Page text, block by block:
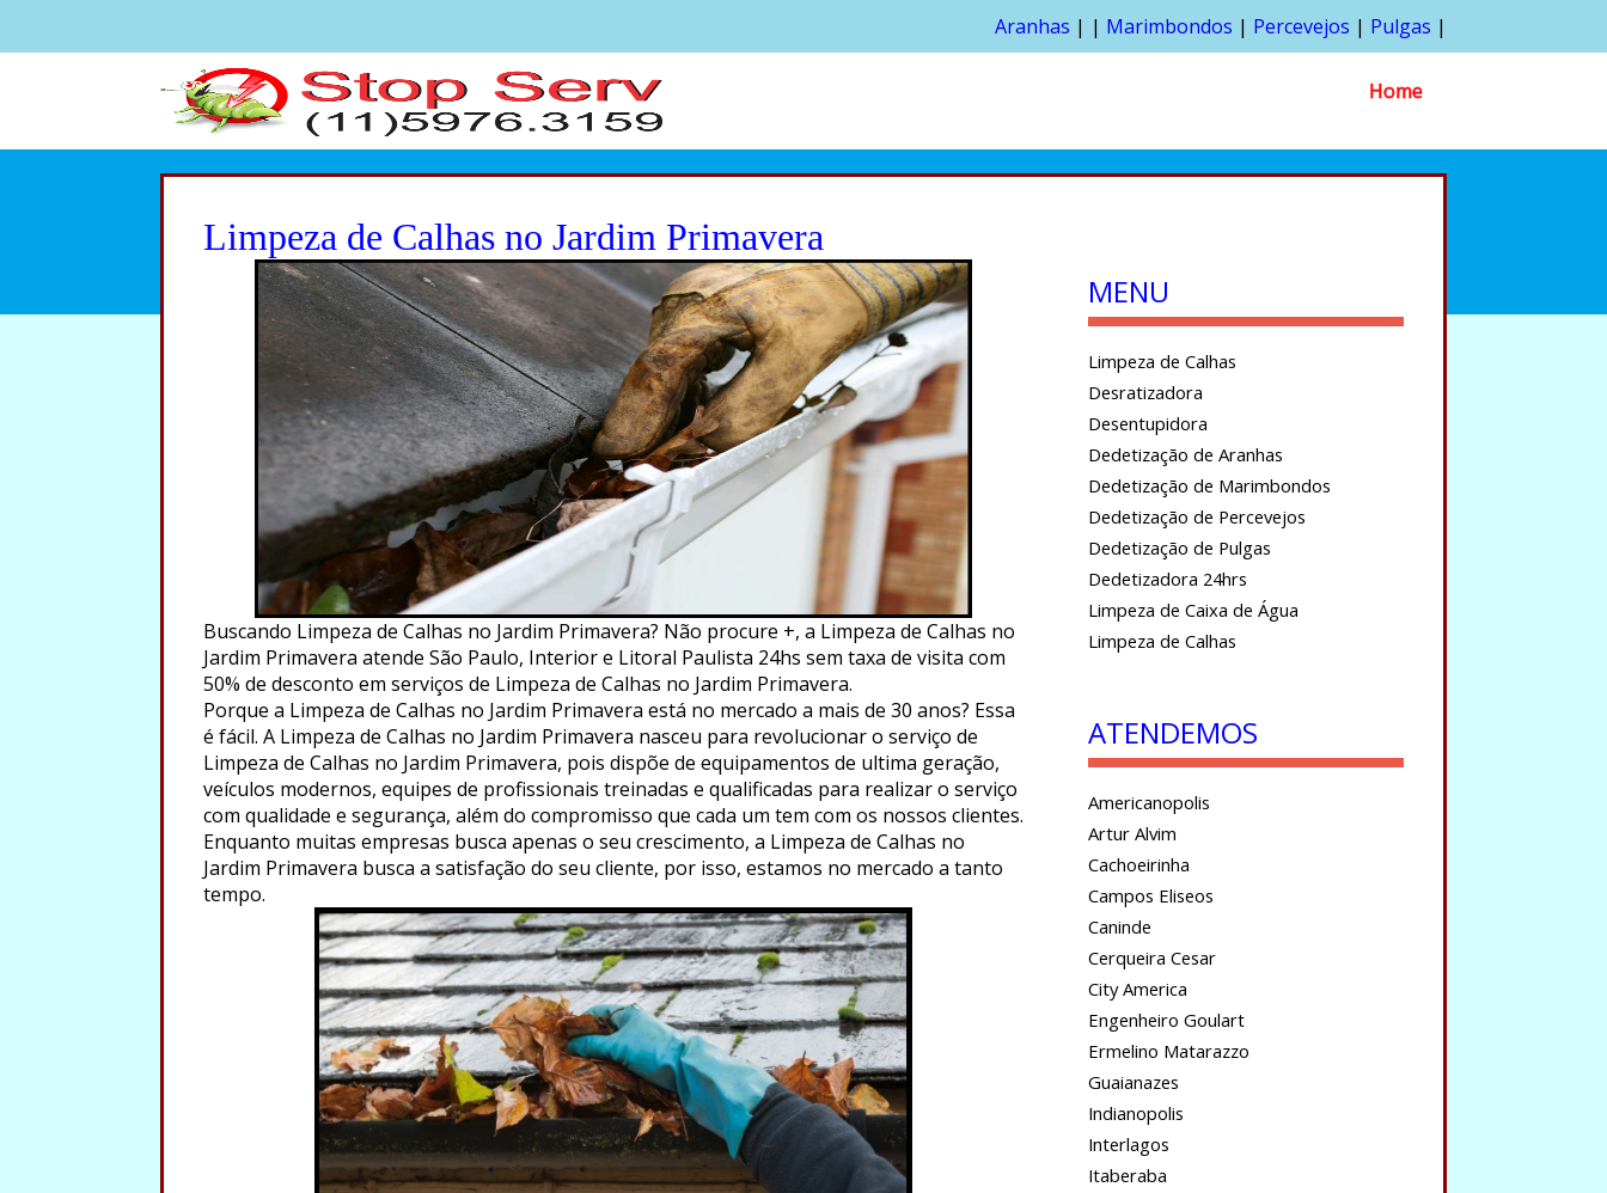
Aranhas | | Marimbondos | Percevejos | Pulgas |
Home
Limpeza de Calhas no Jardim Primavera
Buscando Limpeza de Calhas no Jardim Primavera? Não procure +, a Limpeza de Calhas no
Jardim Primavera atende São Paulo, Interior e Litoral Paulista 24hs sem taxa de visita com
50% de desconto em serviços de Limpeza de Calhas no Jardim Primavera.
Porque a Limpeza de Calhas no Jardim Primavera está no mercado a mais de 30 anos? Essa
é fácil. A Limpeza de Calhas no Jardim Primavera nasceu para revolucionar o serviço de
Limpeza de Calhas no Jardim Primavera, pois dispõe de equipamentos de ultima geração,
veículos modernos, equipes de profissionais treinadas e qualificadas para realizar o serviço
com qualidade e segurança, além do compromisso que cada um tem com os nossos clientes.
Enquanto muitas empresas busca apenas o seu crescimento, a Limpeza de Calhas no
Jardim Primavera busca a satisfação do seu cliente, por isso, estamos no mercado a tanto
tempo.
MENU
Limpeza de Calhas
Desratizadora
Desentupidora
Dedetização de Aranhas
Dedetização de Marimbondos
Dedetização de Percevejos
Dedetização de Pulgas
Dedetizadora 24hrs
Limpeza de Caixa de Água
Limpeza de Calhas
ATENDEMOS
Americanopolis
Artur Alvim
Cachoeirinha
Campos Eliseos
Caninde
Cerqueira Cesar
City America
Engenheiro Goulart
Ermelino Matarazzo
Guaianazes
Indianopolis
Interlagos
Itaberaba